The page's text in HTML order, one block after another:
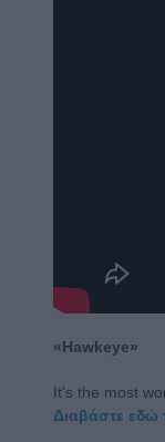
«Hawkeye»
It's the most
Διαβάστε εδώ